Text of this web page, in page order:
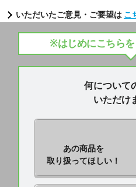
いただいたご意見・ご要望は こ
※はじめにこちらを
何について
いただけ
あの商品を
取り扱ってほしい！